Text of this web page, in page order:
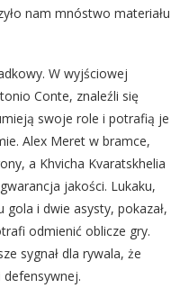
nam mnóstwo materiału
W wyjściowej
Conte, znaleźli się
swoje role i potrafią je
Alex Meret w bramce,
a Khvicha Kvaratskhelia
jakości. Lukaku,
i dwie asysty, pokazał,
odmienić oblicze gry.
sygnał dla rywala, że